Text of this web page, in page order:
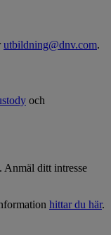
utbildning@dnv.com.
och
Anmäl ditt intresse
hittar du här.